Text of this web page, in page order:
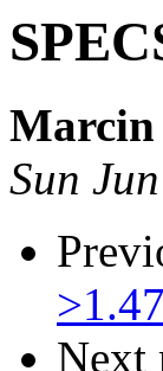
Marcin
Sun
Next